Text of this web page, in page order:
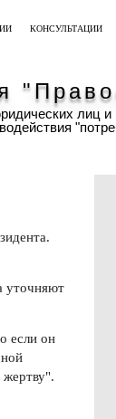
КОНСУЛЬТАЦИИ
лиц
уточняют
если он
жертву".